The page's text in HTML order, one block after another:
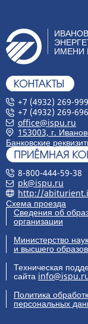
ИМЕНИ
+7 (4932) 269-999
+7 (4932) 269-696
office@ispu.ru
153003, г.
Банковские
8-800-444-59-38
pk@ispu.ru
http://
Схема проезда
Сведения об
организации
Министерство
и высшего
Техническая
сайта
Политика
персональных